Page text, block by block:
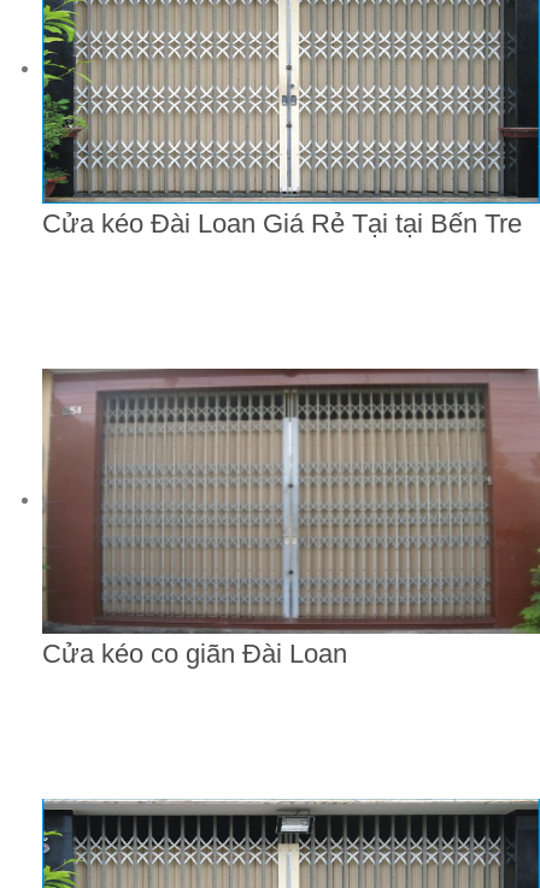
Cửa kéo Đài Loan Giá Rẻ Tại tại Bến Tre
Cửa kéo co giãn Đài Loan